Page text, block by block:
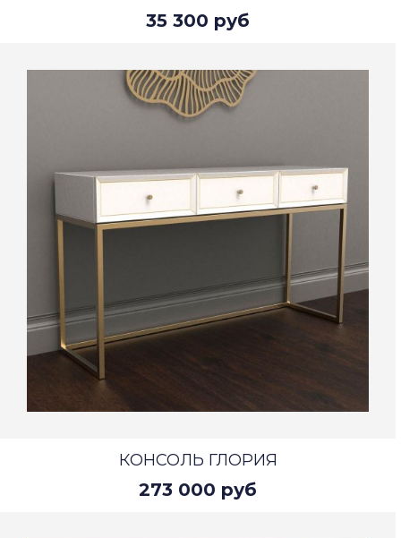
35 300 руб
КОНСОЛЬ ГЛОРИЯ
273 000 руб